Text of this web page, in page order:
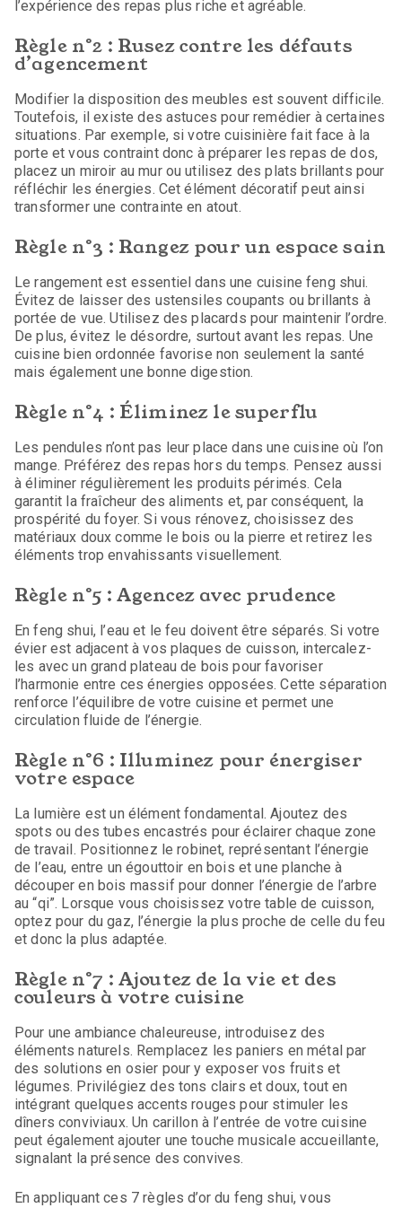
l’expérience des repas plus riche et agréable.
Règle n°2 : Rusez contre les défauts
d’agencement
Modifier la disposition des meubles est souvent difficile.
Toutefois, il existe des astuces pour remédier à certaines
situations. Par exemple, si votre cuisinière fait face à la
porte et vous contraint donc à préparer les repas de dos,
placez un miroir au mur ou utilisez des plats brillants pour
réfléchir les énergies. Cet élément décoratif peut ainsi
transformer une contrainte en atout.
Règle n°3 : Rangez pour un espace sain
Le rangement est essentiel dans une cuisine feng shui.
Évitez de laisser des ustensiles coupants ou brillants à
portée de vue. Utilisez des placards pour maintenir l’ordre.
De plus, évitez le désordre, surtout avant les repas. Une
cuisine bien ordonnée favorise non seulement la santé
mais également une bonne digestion.
Règle n°4 : Éliminez le superflu
Les pendules n’ont pas leur place dans une cuisine où l’on
mange. Préférez des repas hors du temps. Pensez aussi
à éliminer régulièrement les produits périmés. Cela
garantit la fraîcheur des aliments et, par conséquent, la
prospérité du foyer. Si vous rénovez, choisissez des
matériaux doux comme le bois ou la pierre et retirez les
éléments trop envahissants visuellement.
Règle n°5 : Agencez avec prudence
En feng shui, l’eau et le feu doivent être séparés. Si votre
évier est adjacent à vos plaques de cuisson, intercalez-
les avec un grand plateau de bois pour favoriser
l’harmonie entre ces énergies opposées. Cette séparation
renforce l’équilibre de votre cuisine et permet une
circulation fluide de l’énergie.
Règle n°6 : Illuminez pour énergiser
votre espace
La lumière est un élément fondamental. Ajoutez des
spots ou des tubes encastrés pour éclairer chaque zone
de travail. Positionnez le robinet, représentant l’énergie
de l’eau, entre un égouttoir en bois et une planche à
découper en bois massif pour donner l’énergie de l’arbre
au “qi”. Lorsque vous choisissez votre table de cuisson,
optez pour du gaz, l’énergie la plus proche de celle du feu
et donc la plus adaptée.
Règle n°7 : Ajoutez de la vie et des
couleurs à votre cuisine
Pour une ambiance chaleureuse, introduisez des
éléments naturels. Remplacez les paniers en métal par
des solutions en osier pour y exposer vos fruits et
légumes. Privilégiez des tons clairs et doux, tout en
intégrant quelques accents rouges pour stimuler les
dîners conviviaux. Un carillon à l’entrée de votre cuisine
peut également ajouter une touche musicale accueillante,
signalant la présence des convives.
En appliquant ces 7 règles d’or du feng shui, vous